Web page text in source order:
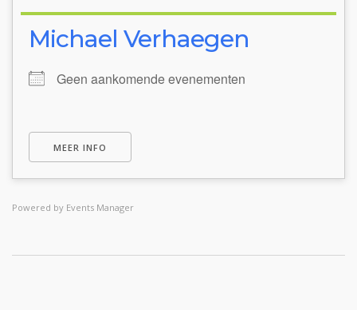
Michael Verhaegen
Geen aankomende evenementen
MEER INFO
Powered by Events Manager